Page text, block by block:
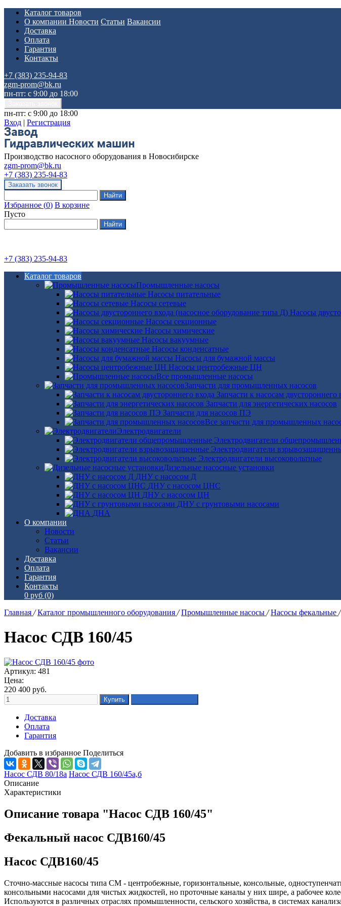
Каталог товаров
О компании Новости Статьи Вакансии
Доставка
Оплата
Гарантия
Контакты
+7 (383) 235-94-83
zgm-prom@bk.ru
пн-пт: с 9:00 до 18:00
пн-пт: с 9:00 до 18:00
Вход | Регистрация
Производство насосного оборудования в Новосибирске
zgm-prom@bk.ru
+7 (383) 235-94-83
Избранное (0) В корзине
Пусто
+7 (383) 235-94-83
Каталог товаров
Промышленные насосы
Насосы питательные
Насосы сетевые
Насосы
Насосы секционные
Насосы химические
Насосы вакуумные
Насосы конденсатные
Насосы для бумажной массы
Насосы центробежные ЦН
Все промышленные насосы
Запчасти для промышленных насосов
Запчасти к насосам двустороннего
Запчасти для энергетических насосов
Запчасти для насосов ПЭ
Все запчасти для промышленных
Электродвигатели
Электродвигатели
Электродвигатели
Электродвигатели высоковольтные
Дизельные насосные установки
ДНУ с насосом Д
ДНУ с насосом ЦНС
ДНУ с насосом ЦН
ДНУ с грунтовыми насосами
ДНА
О компании
Новости
Статьи
Вакансии
Доставка
Оплата
Гарантия
Контакты
0 руб (0)
Главная / Каталог промышленного оборудования / Промышленные насосы / Насосы фекальные /
Насос СДВ 160/45
Артикул: 481
Цена:
220 400 руб.
Доставка
Оплата
Гарантия
Добавить в избранное Поделиться
Насос СДВ 80/18а Насос СДВ 160/45а,б
Описание
Характеристики
Описание товара "Насос СДВ 160/45"
Фекальный насос СДВ160/45
Насос СДВ160/45
Сточно-массные насосы типа СМ - центробежные, горизонтальные, консольные,
консольными насосами для чистых жидкостей, но проточные каналы у них шире, а рабочее
Используются в различных отраслях промышленности, сельского хозяйства, в системах